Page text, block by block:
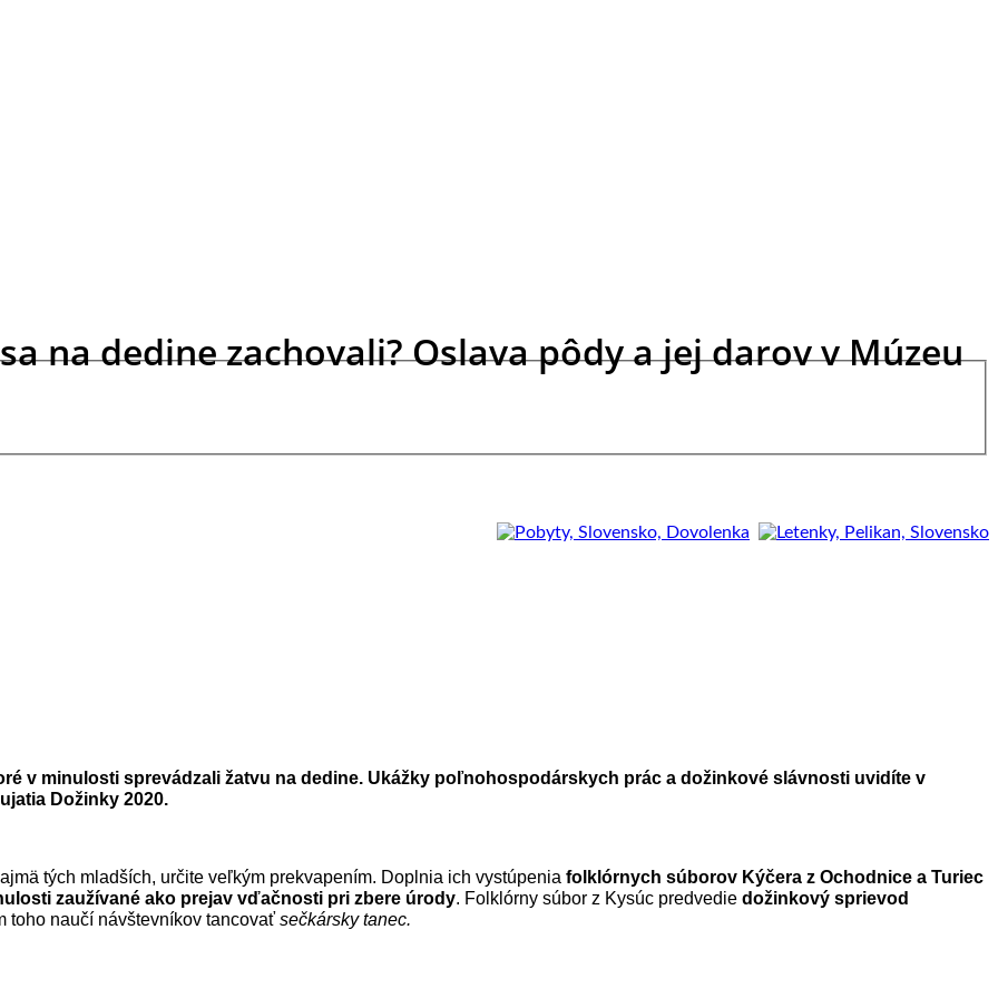
na dedine zachovali? Oslava pôdy a jej darov v Múzeu
v minulosti sprevádzali žatvu na dedine. Ukážky poľnohospodárskych prác a dožinkové slávnosti uvidíte v
Dožinky 2020.
tých mladších, určite veľkým prekvapením. Doplnia ich vystúpenia folklórnych súborov Kýčera z Ochodnice a Turiec
zaužívané ako prejav vďačnosti pri zbere úrody. Folklórny súbor z Kysúc predvedie dožinkový sprievod
toho naučí návštevníkov tancovať sečkársky tanec.